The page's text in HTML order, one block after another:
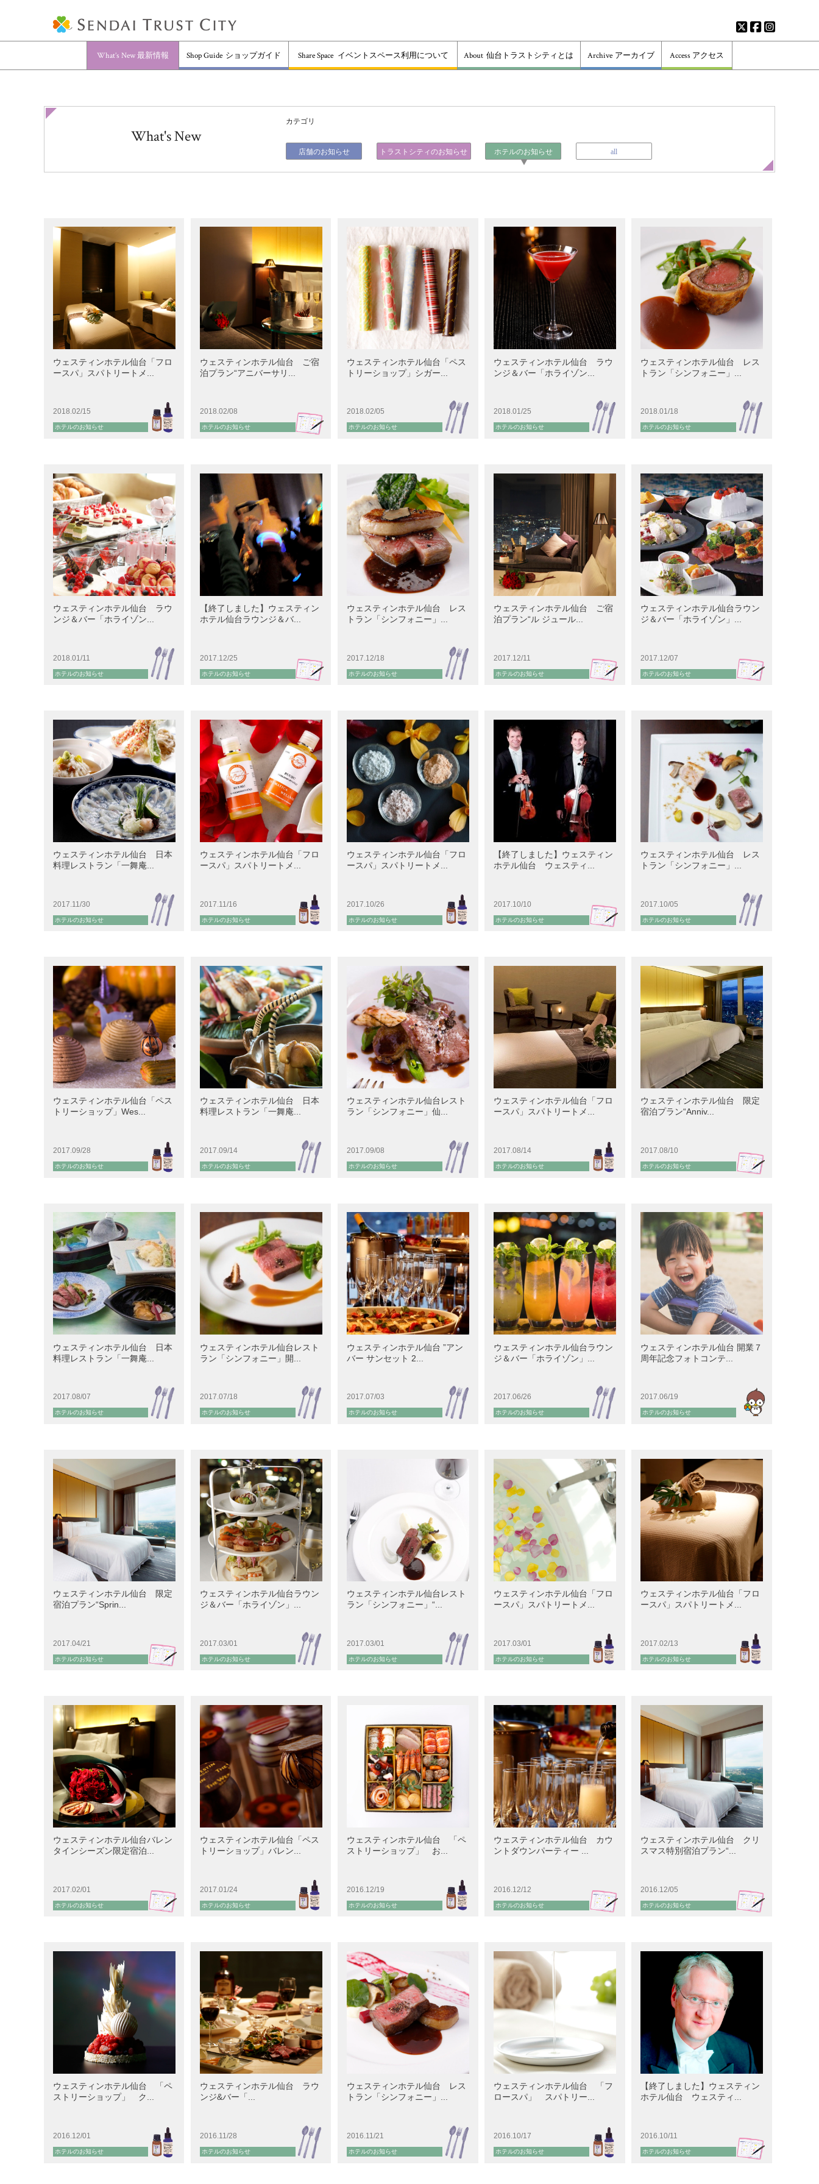
What’s New 最新情報 Shop Guide ショップガイド Share Space イベントスペース利用について About 仙台トラストシティとは Archive アーカイブ Access アクセス
What's New
カテゴリ
店舗のお知らせ トラストシティのお知らせ ホテルのお知らせ all
ウェスティンホテル仙台「フロ
ースパ」スパトリートメ...
2018.02/15
ホテルのお知らせ
ウェスティンホテル仙台 ご宿
泊プラン“アニバーサリ...
2018.02/08
ホテルのお知らせ
ウェスティンホテル仙台「ペス
トリーショップ」シガー...
2018.02/05
ホテルのお知らせ
ウェスティンホテル仙台 ラウ
ンジ＆バー「ホライゾン...
2018.01/25
ホテルのお知らせ
ウェスティンホテル仙台 レス
トラン「シンフォニー」...
2018.01/18
ホテルのお知らせ
ウェスティンホテル仙台 ラウ
ンジ＆バー「ホライゾン...
2018.01/11
ホテルのお知らせ
【終了しました】ウェスティン
ホテル仙台ラウンジ＆バ...
2017.12/25
ホテルのお知らせ
ウェスティンホテル仙台 レス
トラン「シンフォニー」...
2017.12/18
ホテルのお知らせ
ウェスティンホテル仙台 ご宿
泊プラン“ル ジュール...
2017.12/11
ホテルのお知らせ
ウェスティンホテル仙台ラウン
ジ＆バー「ホライゾン」...
2017.12/07
ホテルのお知らせ
ウェスティンホテル仙台 日本
料理レストラン「一舞庵...
2017.11/30
ホテルのお知らせ
ウェスティンホテル仙台「フロ
ースパ」スパトリートメ...
2017.11/16
ホテルのお知らせ
ウェスティンホテル仙台「フロ
ースパ」スパトリートメ...
2017.10/26
ホテルのお知らせ
【終了しました】ウェスティン
ホテル仙台 ウェスティ...
2017.10/10
ホテルのお知らせ
ウェスティンホテル仙台 レス
トラン「シンフォニー」...
2017.10/05
ホテルのお知らせ
ウェスティンホテル仙台「ペス
トリーショップ」Wes...
2017.09/28
ホテルのお知らせ
ウェスティンホテル仙台 日本
料理レストラン「一舞庵...
2017.09/14
ホテルのお知らせ
ウェスティンホテル仙台レスト
ラン「シンフォニー」仙...
2017.09/08
ホテルのお知らせ
ウェスティンホテル仙台「フロ
ースパ」スパトリートメ...
2017.08/14
ホテルのお知らせ
ウェスティンホテル仙台 限定
宿泊プラン“Anniv...
2017.08/10
ホテルのお知らせ
ウェスティンホテル仙台 日本
料理レストラン「一舞庵...
2017.08/07
ホテルのお知らせ
ウェスティンホテル仙台レスト
ラン「シンフォニー」開...
2017.07/18
ホテルのお知らせ
ウェスティンホテル仙台 ”アン
バー サンセット 2...
2017.07/03
ホテルのお知らせ
ウェスティンホテル仙台ラウン
ジ＆バー「ホライゾン」...
2017.06/26
ホテルのお知らせ
ウェスティンホテル仙台 開業７
周年記念フォトコンテ...
2017.06/19
ホテルのお知らせ
ウェスティンホテル仙台 限定
宿泊プラン“Sprin...
2017.04/21
ホテルのお知らせ
ウェスティンホテル仙台ラウン
ジ＆バー「ホライゾン」...
2017.03/01
ホテルのお知らせ
ウェスティンホテル仙台レスト
ラン「シンフォニー」“...
2017.03/01
ホテルのお知らせ
ウェスティンホテル仙台「フロ
ースパ」スパトリートメ...
2017.03/01
ホテルのお知らせ
ウェスティンホテル仙台「フロ
ースパ」スパトリートメ...
2017.02/13
ホテルのお知らせ
ウェスティンホテル仙台バレン
タインシーズン限定宿泊...
2017.02/01
ホテルのお知らせ
ウェスティンホテル仙台「ペス
トリーショップ」バレン...
2017.01/24
ホテルのお知らせ
ウェスティンホテル仙台 「ペ
ストリーショップ」 お...
2016.12/19
ホテルのお知らせ
ウェスティンホテル仙台 カウ
ントダウンパーティー ...
2016.12/12
ホテルのお知らせ
ウェスティンホテル仙台 クリ
スマス特別宿泊プラン“...
2016.12/05
ホテルのお知らせ
ウェスティンホテル仙台 「ペ
ストリーショップ」 ク...
2016.12/01
ホテルのお知らせ
ウェスティンホテル仙台 ラウ
ンジ&バー「...
2016.11/28
ホテルのお知らせ
ウェスティンホテル仙台 レス
トラン「シンフォニー」...
2016.11/21
ホテルのお知らせ
ウェスティンホテル仙台 「フ
ロースパ」 スパトリー...
2016.10/17
ホテルのお知らせ
【終了しました】ウェスティン
ホテル仙台 ウェスティ...
2016.10/11
ホテルのお知らせ